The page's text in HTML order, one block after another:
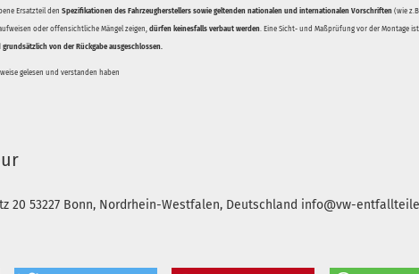
Ersatzteil den Spezifikationen des Fahrzeugherstellers sowie geltenden nationalen und internationalen Vorschriften (wie
oder offensichtliche Mängel zeigen, dürfen keinesfalls verbaut werden. Eine Sicht- und Maßprüfung vor der Montage
von der Rückgabe ausgeschlossen.
gelesen und verstanden haben
20 53227 Bonn, Nordrhein-Westfalen, Deutschland info@vw-